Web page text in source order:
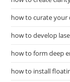
how to curate your
how to develop
how to form deep
how to install